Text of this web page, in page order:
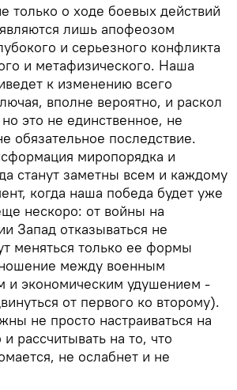
только о ходе боевых действий
лишь апофеозом
и серьезного конфликта
и метафизического. Наша
к изменению всего
вполне вероятно, и раскол
это не единственное, не
обязательное последствие.
миропорядка и
станут заметны всем и каждому
когда наша победа будет уже
нескоро: от войны на
Запад отказываться не
меняться только ее формы
между военным
и экономическим удушением -
от первого ко второму).
не просто настраиваться на
рассчитывать на то, что
не ослабнет и не